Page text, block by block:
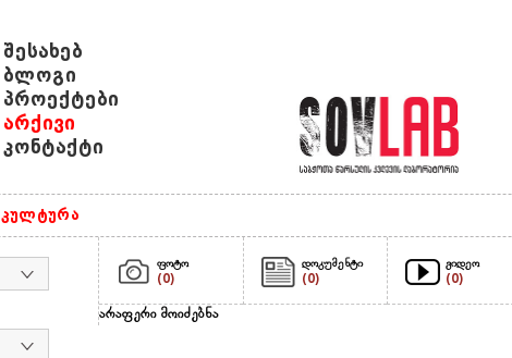
შესახებ
ბლოგი
პროექტები
არქივი
კონტაქტი
კულტურა
ფოტო
(0)
დოკუმენტი
(0)
ვიდეო
(0)
არაფერი მოიძებნა